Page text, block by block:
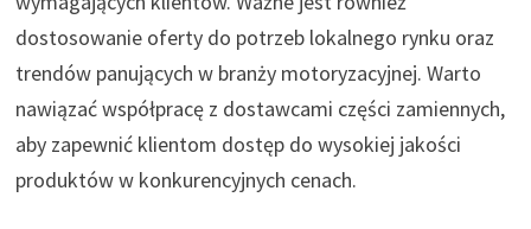
dostosowanie oferty do potrzeb lokalnego rynku oraz
trendów panujących w branży motoryzacyjnej. Warto
nawiązać współpracę z dostawcami części zamiennych,
aby zapewnić klientom dostęp do wysokiej jakości
produktów w konkurencyjnych cenach.